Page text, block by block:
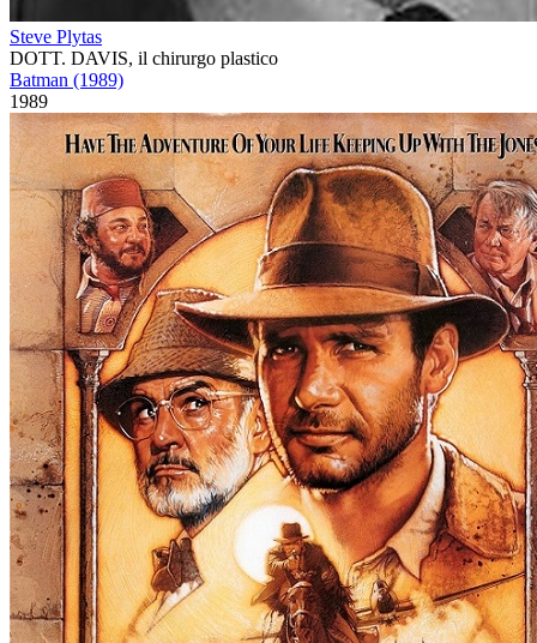
Steve Plytas
DOTT. DAVIS, il chirurgo plastico
Batman (1989)
1989